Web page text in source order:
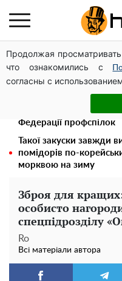
Продолжая
что ознакомились с
согласны с
Дрони із націнкою:
мільйони оборонного
Естонії
Павло Прудніков та
у російському театрі
Федерації профспілок
Такої закуски завжди
помідорів по-
морквою на зиму
Зброя для
особисто
спецпідрозділу
Ro
Всі матеріали автора